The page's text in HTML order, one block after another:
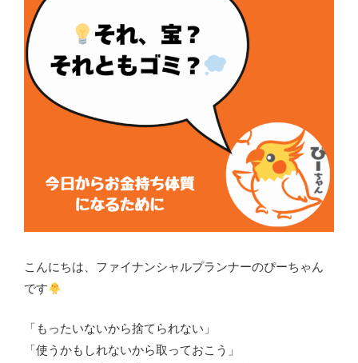
こんにちは、ファイナンシャルプランナーのぴーちゃん
です
「もったいないから捨てられない」
「使うかもしれないから取っておこう」